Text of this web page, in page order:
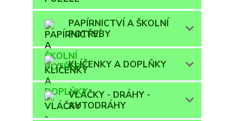
PAPÍRNICTVÍ A ŠKOLNÍ
POTŘEBY
KLÍČENKY A DOPLŇKY
VLÁČKY - DRÁHY -
AUTODRÁHY